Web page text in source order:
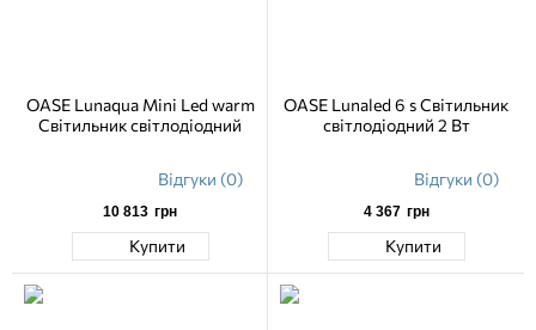
OASE Lunaqua Mini Led warm
Світильник світлодіодний
Відгуки (0)
10 813 грн
Купити
OASE Lunaled 6 s Світильник
світлодіодний 2 Вт
Відгуки (0)
4 367 грн
Купити